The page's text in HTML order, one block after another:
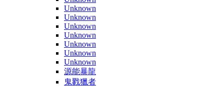
Unknown
Unknown
Unknown
Unknown
Unknown
Unknown
Unknown
源能暴龍
鬼戮獵者